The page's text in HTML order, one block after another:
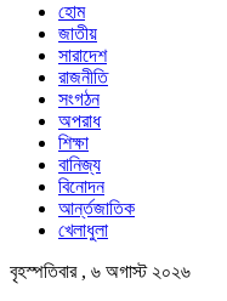
হোম
জাতীয়
সারাদেশ
রাজনীতি
সংগঠন
অপরাধ
শিক্ষা
বানিজ্য
বিনোদন
আর্ন্তজাতিক
খেলাধুলা
বৃহস্পতিবার , ৬ অগাস্ট ২০২৬